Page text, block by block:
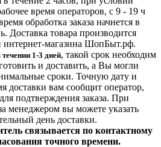
время операторов, с 9 - 19 ч
обработка заказа начнется в
Доставка товара производится
интернет-магазина ШопБыт.рф.
1-3 дней, такой срок необходим
и доставить, а Вы могли
сроки. Точную дату и
доставки вам сообщит оператор,
подтверждения заказа. При
менеджером вы можете указать
день доставки.
связывается по контактному
точного времени.